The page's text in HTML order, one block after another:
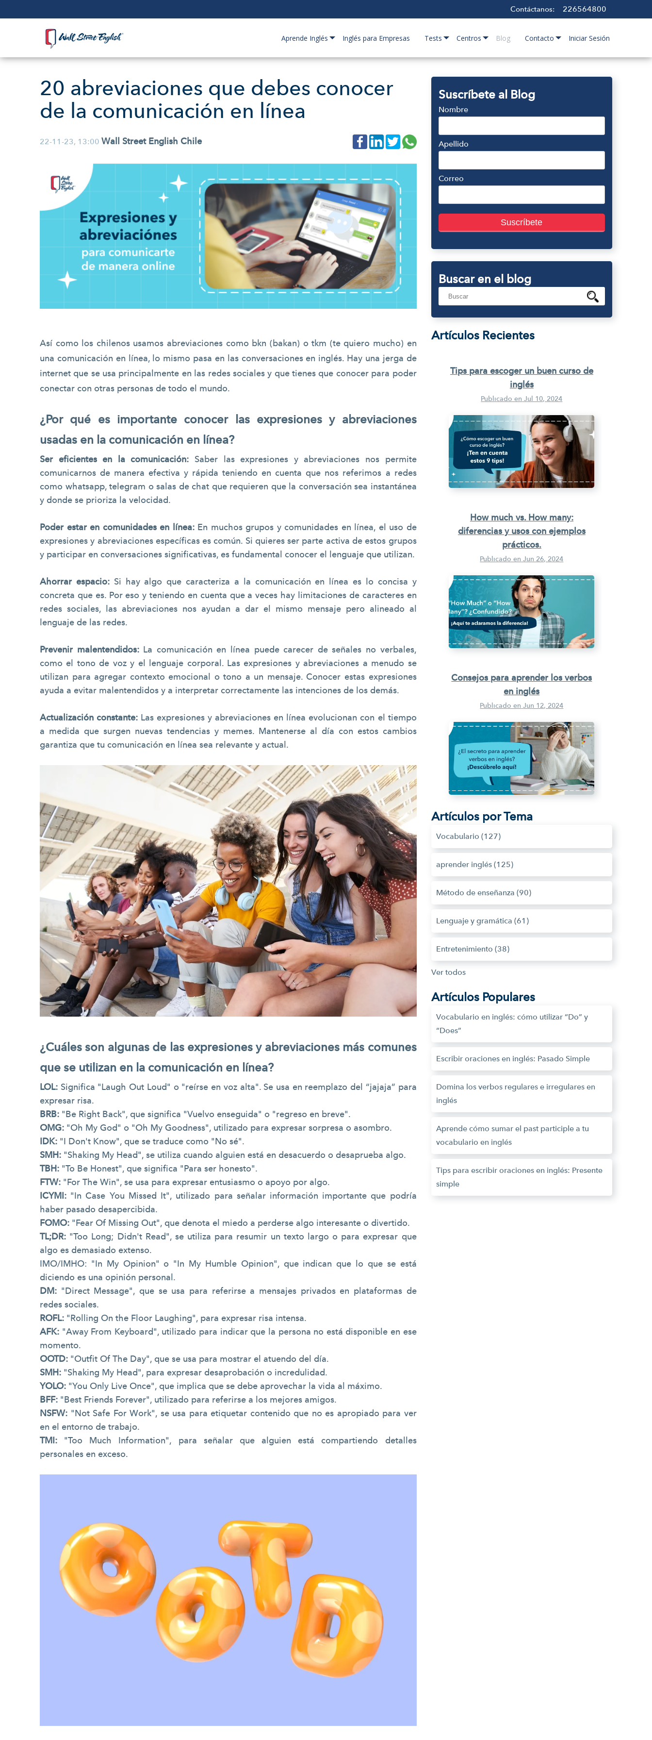
Contáctanos: 226564800
Aprende Inglés Inglés para Empresas Tests Centros Blog Contacto Iniciar Sesión
20 abreviaciones que debes conocer
de la comunicación en línea
22-11-23, 13:00 Wall Street English Chile
Así como los chilenos usamos abreviaciones como bkn (bakan) o tkm (te quiero mucho) en
una comunicación en línea, lo mismo pasa en las conversaciones en inglés. Hay una jerga de
internet que se usa principalmente en las redes sociales y que tienes que conocer para poder
conectar con otras personas de todo el mundo.
¿Por qué es importante conocer las expresiones y abreviaciones
usadas en la comunicación en línea?
Ser eficientes en la comunicación: Saber las expresiones y abreviaciones nos permite
comunicarnos de manera efectiva y rápida teniendo en cuenta que nos referimos a redes
como whatsapp, telegram o salas de chat que requieren que la conversación sea instantánea
y donde se prioriza la velocidad.
Poder estar en comunidades en línea: En muchos grupos y comunidades en línea, el uso de
expresiones y abreviaciones específicas es común. Si quieres ser parte activa de estos grupos
y participar en conversaciones significativas, es fundamental conocer el lenguaje que utilizan.
Ahorrar espacio: Si hay algo que caracteriza a la comunicación en línea es lo concisa y
concreta que es. Por eso y teniendo en cuenta que a veces hay limitaciones de caracteres en
redes sociales, las abreviaciones nos ayudan a dar el mismo mensaje pero alineado al
lenguaje de las redes.
Prevenir malentendidos: La comunicación en línea puede carecer de señales no verbales,
como el tono de voz y el lenguaje corporal. Las expresiones y abreviaciones a menudo se
utilizan para agregar contexto emocional o tono a un mensaje. Conocer estas expresiones
ayuda a evitar malentendidos y a interpretar correctamente las intenciones de los demás.
Actualización constante: Las expresiones y abreviaciones en línea evolucionan con el tiempo
a medida que surgen nuevas tendencias y memes. Mantenerse al día con estos cambios
garantiza que tu comunicación en línea sea relevante y actual.
¿Cuáles son algunas de las expresiones y abreviaciones más comunes
que se utilizan en la comunicación en línea?
LOL: Significa "Laugh Out Loud" o "reírse en voz alta". Se usa en reemplazo del “jajaja” para
expresar risa.
BRB: "Be Right Back", que significa "Vuelvo enseguida" o "regreso en breve".
OMG: "Oh My God" o "Oh My Goodness", utilizado para expresar sorpresa o asombro.
IDK: "I Don't Know", que se traduce como "No sé".
SMH: "Shaking My Head", se utiliza cuando alguien está en desacuerdo o desaprueba algo.
TBH: "To Be Honest", que significa "Para ser honesto".
FTW: "For The Win", se usa para expresar entusiasmo o apoyo por algo.
ICYMI: "In Case You Missed It", utilizado para señalar información importante que podría
haber pasado desapercibida.
FOMO: "Fear Of Missing Out", que denota el miedo a perderse algo interesante o divertido.
TL;DR: "Too Long; Didn't Read", se utiliza para resumir un texto largo o para expresar que
algo es demasiado extenso.
IMO/IMHO: "In My Opinion" o "In My Humble Opinion", que indican que lo que se está
diciendo es una opinión personal.
DM: "Direct Message", que se usa para referirse a mensajes privados en plataformas de
redes sociales.
ROFL: "Rolling On the Floor Laughing", para expresar risa intensa.
AFK: "Away From Keyboard", utilizado para indicar que la persona no está disponible en ese
momento.
OOTD: "Outfit Of The Day", que se usa para mostrar el atuendo del día.
SMH: "Shaking My Head", para expresar desaprobación o incredulidad.
YOLO: "You Only Live Once", que implica que se debe aprovechar la vida al máximo.
BFF: "Best Friends Forever", utilizado para referirse a los mejores amigos.
NSFW: "Not Safe For Work", se usa para etiquetar contenido que no es apropiado para ver
en el entorno de trabajo.
TMI: "Too Much Information", para señalar que alguien está compartiendo detalles
personales en exceso.
Suscríbete al Blog
Nombre
Apellido
Correo
Buscar en el blog
Artículos Recientes
Tips para escoger un buen curso de
inglés
Publicado en Jul 10, 2024
How much vs. How many:
diferencias y usos con ejemplos
prácticos.
Publicado en Jun 26, 2024
Consejos para aprender los verbos
en inglés
Publicado en Jun 12, 2024
Artículos por Tema
Vocabulario (127)
aprender inglés (125)
Método de enseñanza (90)
Lenguaje y gramática (61)
Entretenimiento (38)
Ver todos
Artículos Populares
Vocabulario en inglés: cómo utilizar “Do” y
“Does”
Escribir oraciones en inglés: Pasado Simple
Domina los verbos regulares e irregulares en
inglés
Aprende cómo sumar el past participle a tu
vocabulario en inglés
Tips para escribir oraciones en inglés: Presente
simple